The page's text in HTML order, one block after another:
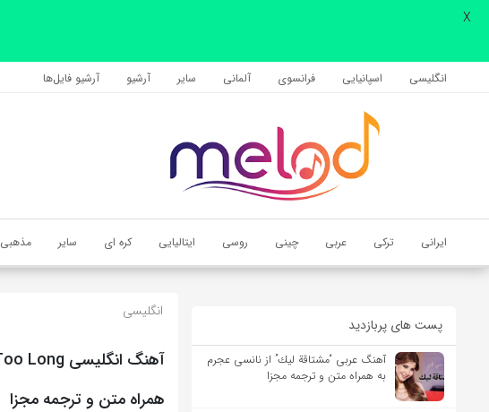
انگلیسی اسپانیایی فرانسوی آلمانی سایر آرشیو آرشیو فایل‌‎ها
ایرانی ترکی عربی چینی روسی ایتالیایی کره ای سایر مذهبی
اشتراک گذاری
با استفاده از روش‌های زیر می‌توانید این صفحه را با دوستان خود به
کپی لینک
پست های پربازدید
آهنگ عربی “مشتاقة لیك” از نانسی عجرم
به همراه متن و ترجمه مجزا
انگلیسی
همراه متن و ترجمه مجزا
X